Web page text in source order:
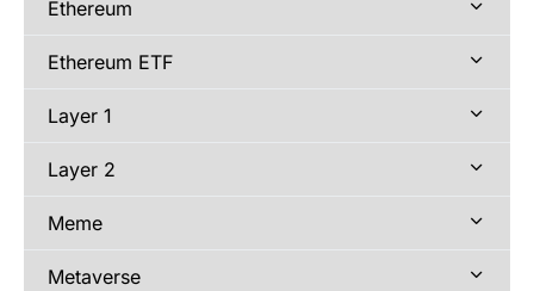
Ethereum
Ethereum ETF
Layer 1
Layer 2
Meme
Metaverse